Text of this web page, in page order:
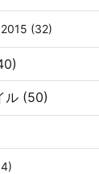
(32)
ル (50)